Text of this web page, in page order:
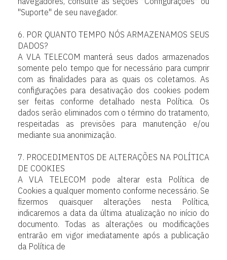
"Suporte" de seu navegador.
6. POR QUANTO TEMPO NÓS ARMAZENAMOS SEUS
DADOS?
A VLA TELECOM manterá seus dados armazenados
somente pelo tempo que for necessário para cumprir
com as finalidades para as quais os coletamos. As
configurações para desativação dos cookies podem
ser feitas conforme detalhado nesta Política. Os
dados serão eliminados com o término do tratamento,
respeitadas as previsões para manutenção e/ou
mediante sua anonimização.
7. PROCEDIMENTOS DE ALTERAÇÕES NA POLÍTICA
DE COOKIES
A VLA TELECOM pode alterar esta Política de
Cookies a qualquer momento conforme necessário. Se
fizermos quaisquer alterações nesta Política,
indicaremos a data da última atualização no início do
documento. Todas as alterações ou modificações
entrarão em vigor imediatamente após a publicação
da Política de